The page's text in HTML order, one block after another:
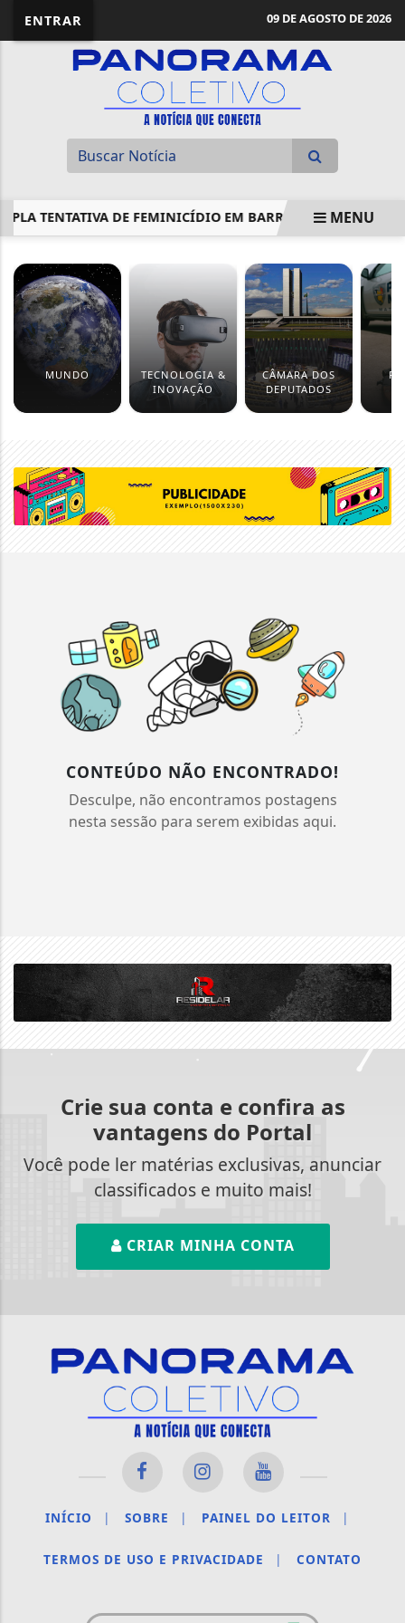
ENTRAR 09 DE AGOSTO DE 2026
TENTATIVA DE FEMINICÍDIO EM BARRA DO GARÇAS
MENU
MUNDO
TECNOLOGIA &
INOVAÇÃO
CÂMARA DOS
DEPUTADOS
CONTEÚDO NÃO ENCONTRADO!
Desculpe, não encontramos postagens
nesta sessão para serem exibidas aqui.
Crie sua conta e confira as
vantagens do Portal
Você pode ler matérias exclusivas, anunciar
classificados e muito mais!
CRIAR MINHA CONTA
INÍCIO | SOBRE | PAINEL DO LEITOR |
TERMOS DE USO E PRIVACIDADE | CONTATO